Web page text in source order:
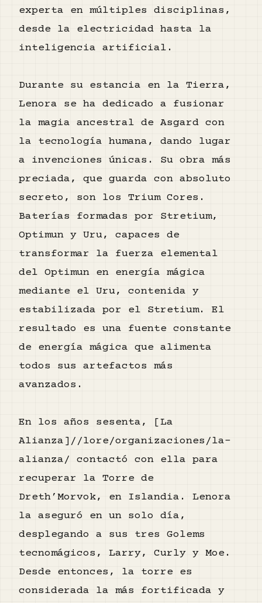
experta en múltiples disciplinas,
desde la electricidad hasta la
inteligencia artificial.
Durante su estancia en la Tierra,
Lenora se ha dedicado a fusionar
la magia ancestral de Asgard con
la tecnología humana, dando lugar
a invenciones únicas. Su obra más
preciada, que guarda con absoluto
secreto, son los Trium Cores.
Baterías formadas por Stretium,
Optimun y Uru, capaces de
transformar la fuerza elemental
del Optimun en energía mágica
mediante el Uru, contenida y
estabilizada por el Stretium. El
resultado es una fuente constante
de energía mágica que alimenta
todos sus artefactos más
avanzados.
En los años sesenta, [La
Alianza]//lore/organizaciones/la-
alianza/ contactó con ella para
recuperar la Torre de
Dreth’Morvok, en Islandia. Lenora
la aseguró en un solo día,
desplegando a sus tres Golems
tecnomágicos, Larry, Curly y Moe.
Desde entonces, la torre es
considerada la más fortificada y